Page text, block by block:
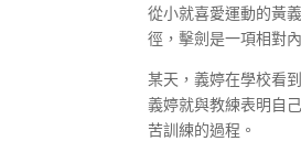
從小就喜愛運動的黃
徑，擊劍是一項相對
某天，義婷在學校看
義婷就與教練表明自
苦訓練的過程。